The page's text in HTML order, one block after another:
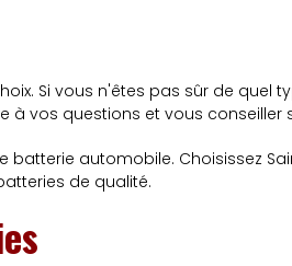
Si vous n'êtes pas sûr de quel
à vos questions et vous
automobile. Choisissez
de qualité.